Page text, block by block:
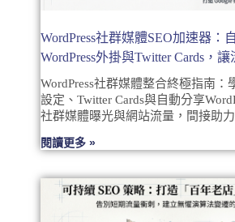
WordPress社群媒體SEO加速器：
WordPress外掛與Twitter Cards，
WordPress社群媒體整合終極指南：
設定、Twitter Cards與自動分享
社群媒體曝光與網站流量，間接助力
閱讀更多 »